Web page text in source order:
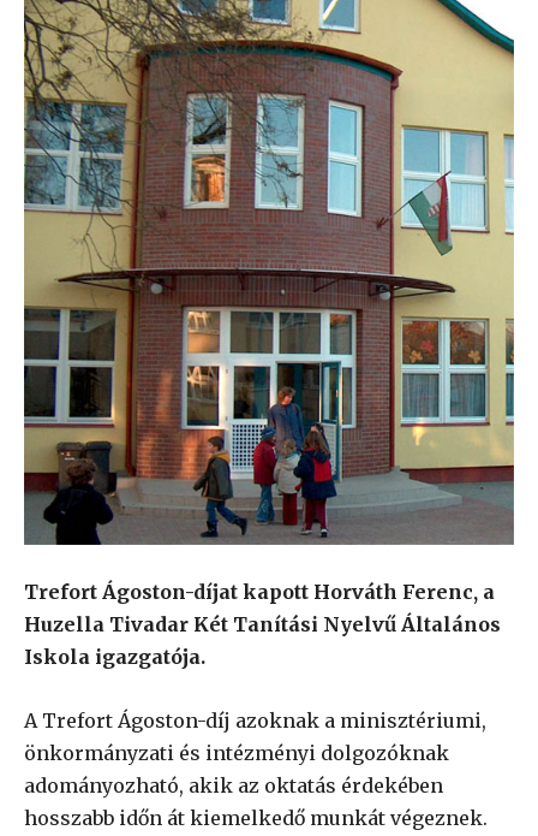
Trefort Ágoston-díjat kapott Horváth Ferenc, a
Huzella Tivadar Két Tanítási Nyelvű Általános
Iskola igazgatója.
A Trefort Ágoston-díj azoknak a minisztériumi,
önkormányzati és intézményi dolgozóknak
adományozható, akik az oktatás érdekében
hosszabb időn át kiemelkedő munkát végeznek.